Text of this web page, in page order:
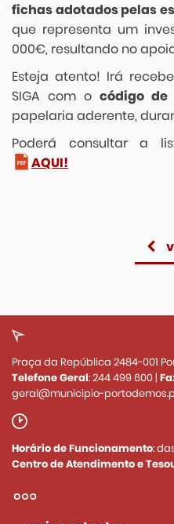
fichas adotados pelas
que representa um
000€, resultando no
Esteja atento! Irá
SIGA com o código de
papelaria aderente,
Poderá consultar a
AQUI!
Praça da República 2484-001
Telefone Geral:244 499 600|
geral@municipio-
Horário de Funcionamento:
Centro de Atendimento e